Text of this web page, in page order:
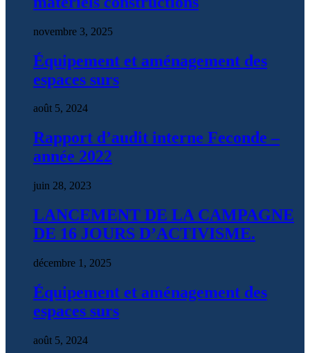
novembre 3, 2025
Équipement et aménagement des
espaces surs
août 5, 2024
Rapport d’audit interne Feconde –
année 2022
juin 28, 2023
LANCEMENT DE LA CAMPAGNE
DE 16 JOURS D’ACTIVISME.
décembre 1, 2025
Équipement et aménagement des
espaces surs
août 5, 2024